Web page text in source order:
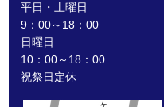
平日・土曜日
9：00～18：00
日曜日
10：00～18：00
祝祭日定休